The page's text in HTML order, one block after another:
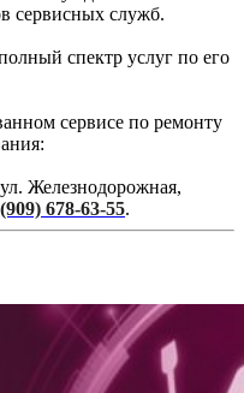
сервисных служб.
спектр услуг по его
сервисе по ремонту
Железнодорожная,
678-63-55.